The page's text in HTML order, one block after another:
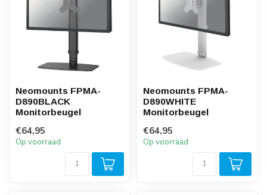
Neomounts FPMA-
D890BLACK
Monitorbeugel
€64,95
Op voorraad
Neomounts FPMA-
D890WHITE
Monitorbeugel
€64,95
Op voorraad